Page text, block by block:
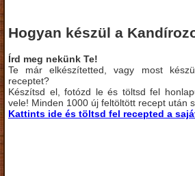
Hogyan készül a
Írd meg nekünk Te!
Te már elkészítetted, vagy most
receptet?
Készítsd el, fotózd le és töltsd fel
vele! Minden 1000 új feltöltött recept után
Kattints ide és töltsd fel recepted a